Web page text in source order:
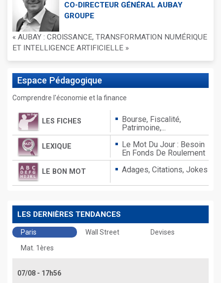
CO-DIRECTEUR GÉNÉRAL AUBAY
GROUPE
« AUBAY : CROISSANCE, TRANSFORMATION NUMÉRIQUE
ET INTELLIGENCE ARTIFICIELLE »
Espace Pédagogique
Comprendre l'économie et la finance
LES FICHES
Bourse, Fiscalité,
Patrimoine,...
LEXIQUE
Le Mot Du Jour : Besoin
En Fonds De Roulement
LE BON MOT Adages, Citations, Jokes
LES DERNIÈRES TENDANCES
Paris Wall Street
Devises
Mat. 1ères
07/08 - 17h56